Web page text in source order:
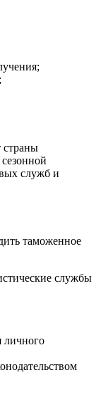
страны
служб и
таможенное
службы
личного